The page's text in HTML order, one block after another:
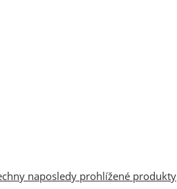
naposledy prohlížené produkty